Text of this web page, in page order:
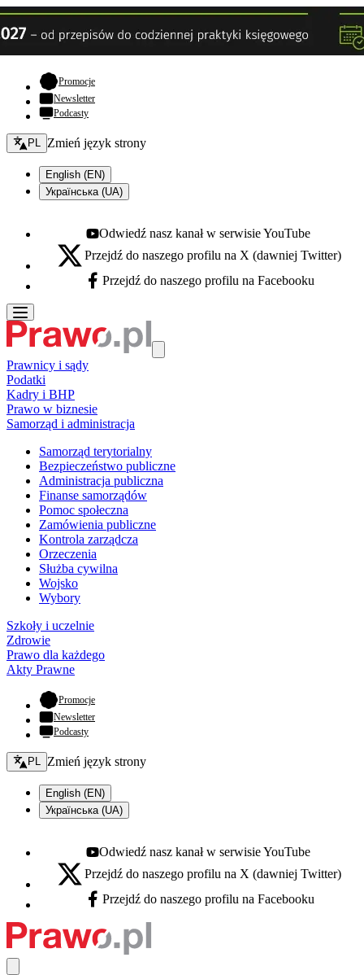
Promocje- otwiera się w nowej karcie
Newsletter
Podcasty
Zmień język - bieżący:
PL Zmień język strony
English (EN)
Українська (UA)
Youtube - otwiera się w nowej karcie
Odwiedź nasz kanał w serwisie YouTube
X - otwiera się w nowej karcie
Przejdź do naszego profilu na X (dawniej Twitter)
Facebook - otwiera się w nowej karcie
Przejdź do naszego profilu na Facebooku
Prawnicy i sądy
Podatki
Kadry i BHP
Prawo w biznesie
Samorząd i administracja
Samorząd terytorialny
Bezpieczeństwo publiczne
Administracja publiczna
Finanse samorządów
Pomoc społeczna
Zamówienia publiczne
Kontrola zarządcza
Orzeczenia
Służba cywilna
Wojsko
Wybory
Szkoły i uczelnie
Zdrowie
Prawo dla każdego
Akty Prawne
Promocje- otwiera się w nowej karcie
Newsletter
Podcasty
Zmień język - bieżący:
PL Zmień język strony
English (EN)
Українська (UA)
Youtube - otwiera się w nowej karcie
Odwiedź nasz kanał w serwisie YouTube
X - otwiera się w nowej karcie
Przejdź do naszego profilu na X (dawniej Twitter)
Facebook - otwiera się w nowej karcie
Przejdź do naszego profilu na Facebooku